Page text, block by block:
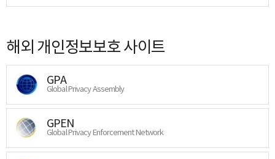
해외 개인정보보호 사이트
GPA
Global Privacy Assembly
GPEN
Global Privacy Enforcement Network